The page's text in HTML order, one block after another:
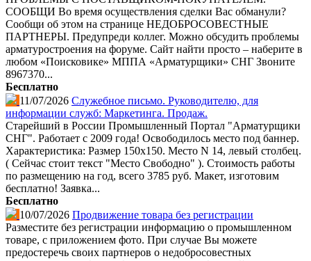
СООБЩИ Во время осуществления сделки Вас обманули?
Сообщи об этом на странице НЕДОБРОСОВЕСТНЫЕ
ПАРТНЕРЫ. Предупреди коллег. Можно обсудить проблемы
арматуростроения на форуме. Сайт найти просто – наберите в
любом «Поисковике» МППА «Арматурщики» СНГ Звоните
8967370...
Бесплатно
11/07/2026 Служебное письмо. Руководителю, для
информации служб: Маркетинга. Продаж.
Старейший в России Промышленный Портал "Арматурщики
СНГ". Работает с 2009 года! Освободилось место под баннер.
Характеристика: Размер 150х150. Место N 14, левый столбец.
( Сейчас стоит текст "Место Свободно" ). Стоимость работы
по размещению на год, всего 3785 руб. Макет, изготовим
бесплатно! Заявка...
Бесплатно
10/07/2026 Продвижение товара без регистрации
Разместите без регистрации информацию о промышленном
товаре, с приложением фото. При случае Вы можете
предостеречь своих партнеров о недобросовестных